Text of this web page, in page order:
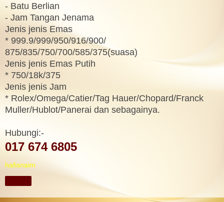
- Batu Berlian
- Jam Tangan Jenama
Jenis jenis Emas
* 999.9/999/950/916/900/
875/835/750/700/585/375(suasa)
Jenis jenis Emas Putih
* 750/18k/375
Jenis jenis Jam
* Rolex/Omega/Catier/Tag Hauer/Chopard/Franck
Muller/Hublot/Panerai dan sebagainya.
Hubungi:-
017 674 6805
hafisnaim